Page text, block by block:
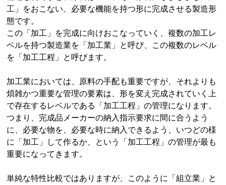
工」をおこない、必要な機能を持つ形に完成させる製造形
態です。
この「加工」を完成に向けおこなっていく、複数の加工レ
ベルを持つ製造業を「加工業」と呼び、この複数のレベル
を「加工工程」と呼びます。
加工業においては、原料の手配も重要ですが、それよりも
煩雑かつ重要な管理の要素は、形を変え完成されていく上
で存在するレベルである「加工工程」の管理になります。
つまり、完成品メーカーの納入指示要求に間に合うよう
に、必要な物を、必要な時に納入できるよう、いつどの様
に「加工」して作るか、という「加工工程」の管理が最も
重要になってきます。
単純な特性比較ではありますが、このように「組立業」と